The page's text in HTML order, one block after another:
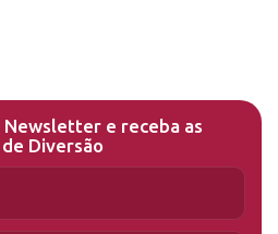
Newsletter e receba as
de Diversão